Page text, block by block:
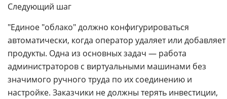
Следующий шаг
"Единое "облако" должно конфигурироваться
автоматически, когда оператор удаляет или добавляет
продукты. Одна из основных задач — работа
администраторов с виртуальными машинами без
значимого ручного труда по их соединению и
настройке. Заказчики не должны терять инвестиции,